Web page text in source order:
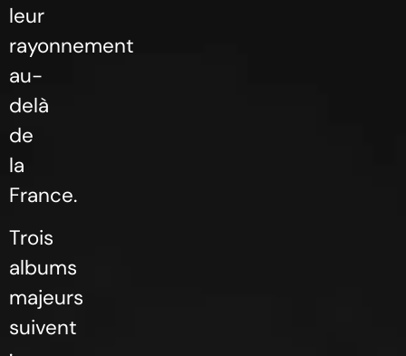
leur
rayonnement
au-
delà
de
la
France.
Trois
albums
majeurs
suivent